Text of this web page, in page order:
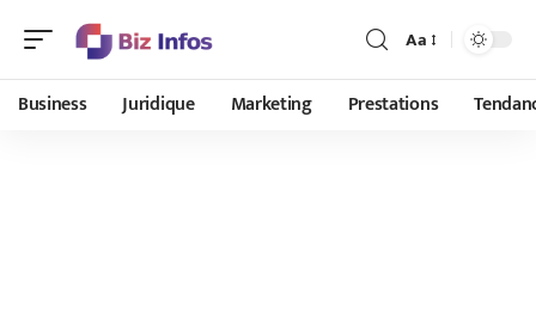
Aa
Business Juridique Marketing Prestations